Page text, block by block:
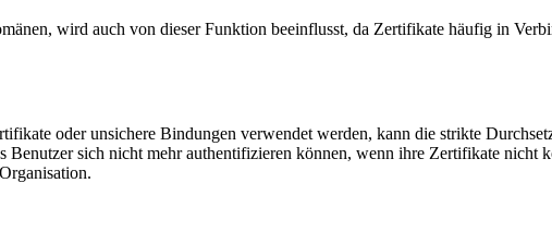
wird auch von dieser Funktion beeinflusst, da Zertifikate häufig in
oder unsichere Bindungen verwendet werden, kann die strikte
sich nicht mehr authentifizieren können, wenn ihre Zertifikate nicht